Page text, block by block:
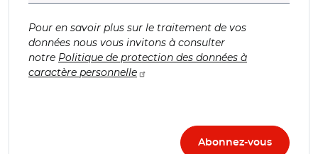
Pour en savoir plus sur le traitement de vos
données nous vous invitons à consulter
notre Politique de protection des données à
caractère personnelle